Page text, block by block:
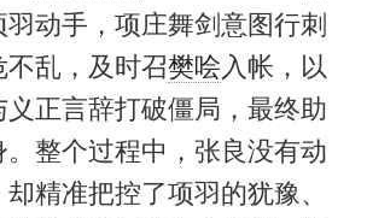
羽动手，项庄舞剑意图行刺
乱，及时召樊哙 入帐，以
正言辞打破僵局，最终助
整个过程中，张良没有动
精准把控了项羽的犹豫、